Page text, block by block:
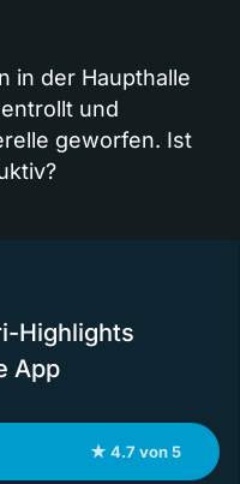
in der Haupthalle
und
geworfen. Ist
Highlights
App
★ 4.7 von 5